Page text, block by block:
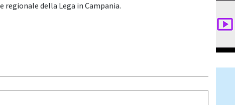
regionale della Lega in Campania.